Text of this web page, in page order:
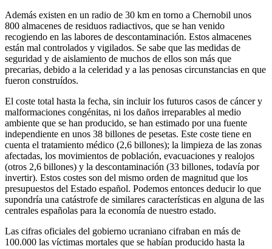
Además existen en un radio de 30 km en torno a Chernobil unos
800 almacenes de residuos radiactivos, que se han venido
recogiendo en las labores de descontaminación. Estos almacenes
están mal controlados y vigilados. Se sabe que las medidas de
seguridad y de aislamiento de muchos de ellos son más que
precarias, debido a la celeridad y a las penosas circunstancias en que
fueron construídos.
El coste total hasta la fecha, sin incluir los futuros casos de cáncer y
malformaciones congénitas, ni los daños irreparables al medio
ambiente que se han producido, se han estimado por una fuente
independiente en unos 38 billones de pesetas. Este coste tiene en
cuenta el tratamiento médico (2,6 billones); la limpieza de las zonas
afectadas, los movimientos de población, evacuaciones y realojos
(otros 2,6 billones) y la descontaminación (33 billones, todavía por
invertir). Estos costes son del mismo orden de magnitud que los
presupuestos del Estado español. Podemos entonces deducir lo que
supondría una catástrofe de similares características en alguna de las
centrales españolas para la economía de nuestro estado.
Las cifras oficiales del gobierno ucraniano cifraban en más de
100.000 las víctimas mortales que se habían producido hasta la